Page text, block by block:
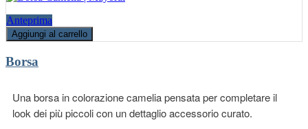
Anteprima
Aggiungi al carrello
Borsa
Una borsa in colorazione camelia pensata per completare il
look dei più piccoli con un dettaglio accessorio curato.